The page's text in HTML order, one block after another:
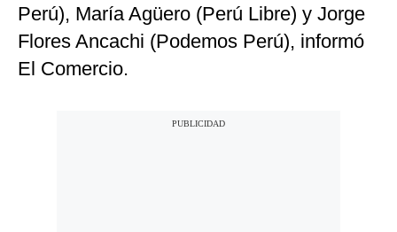
Perú), María Agüero (Perú Libre) y Jorge
Flores Ancachi (Podemos Perú), informó
El Comercio.